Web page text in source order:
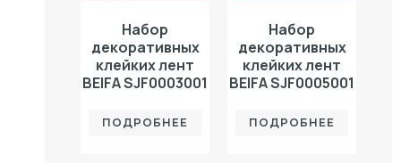
Набор
декоративных
клейких лент
BEIFA SJF0003001
ПОДРОБНЕЕ
Набор
декоративных
клейких лент
BEIFA SJF0005001
ПОДРОБНЕЕ